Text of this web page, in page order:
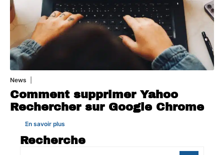
News
Comment supprimer Yahoo
Rechercher sur Google Chrome
En savoir plus
Recherche